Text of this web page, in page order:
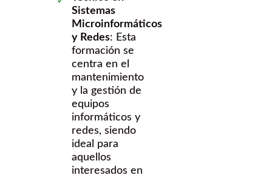
Sistemas
Microinformáticos
y Redes: Esta
formación se
centra en el
mantenimiento
y la gestión de
equipos
informáticos y
redes, siendo
ideal para
aquellos
interesados en